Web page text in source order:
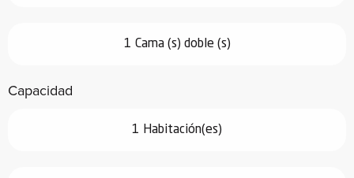
1 Cama (s) doble (s)
Capacidad
1 Habitación(es)